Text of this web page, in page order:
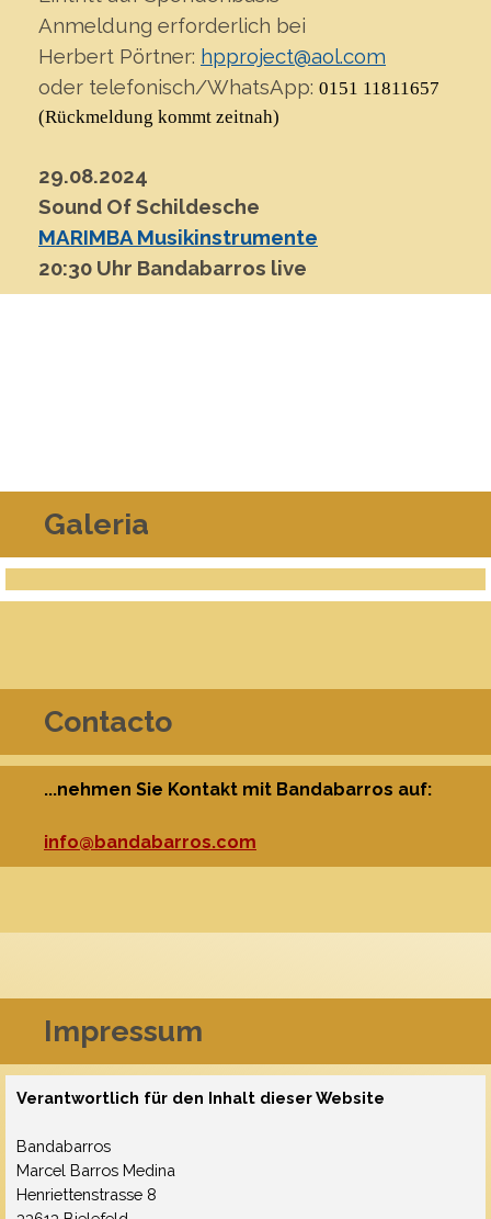
Anmeldung erforderlich bei
Herbert Pörtner: hpproject@aol.com
oder telefonisch/WhatsApp: 0151 11811657
(Rückmeldung kommt zeitnah)
29.08.2024
Sound Of Schildesche
MARIMBA Musikinstrumente
20:30 Uhr Bandabarros live
Galeria
Contacto
...nehmen Sie Kontakt mit Bandabarros auf:
info@bandabarros.com
Impressum
Verantwortlich für den Inhalt dieser Website
Bandabarros
Marcel Barros Medina
Henriettenstrasse 8